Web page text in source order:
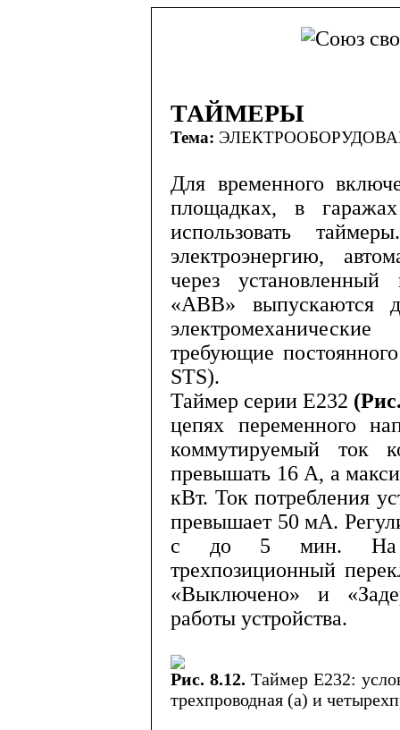
ТАЙМЕРЫ
Тема:
Для временного
площад­ках, в
использовать
электроэнергию,
через
«ABB» выпускаются
требующие
STS).
Таймер серии Е232
це­пях переменного
коммутируемый ток
превышать 16 А, а
кВт. Ток потребления
превышает 50 мА.
с до 5 мин. На
трехпозиционный
«Выключено» и
работы устройства.
Рис. 8.12. Таймер Е232:
трехпроводная (а) и